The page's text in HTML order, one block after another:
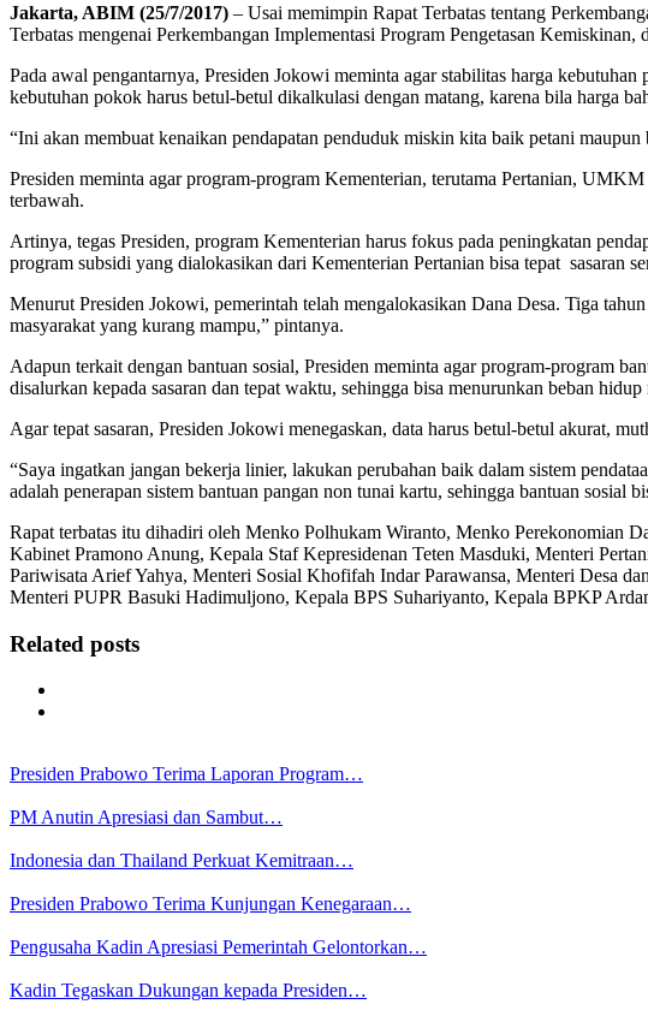
Jakarta, ABIM (25/7/2017) – Usai memimpin Rapat Terbatas tentang
Terbatas mengenai Perkembangan Implementasi Program Pengetasan Kemiskinan,
Pada awal pengantarnya, Presiden Jokowi meminta agar stabilitas harga
kebutuhan pokok harus betul-betul dikalkulasi dengan matang, karena bila harga
“Ini akan membuat kenaikan pendapatan penduduk miskin kita baik petani
Presiden meminta agar program-program Kementerian, terutama Pertanian,
terbawah.
Artinya, tegas Presiden, program Kementerian harus fokus pada peningkatan
program subsidi yang dialokasikan dari Kementerian Pertanian bisa tepat sasaran
Menurut Presiden Jokowi, pemerintah telah mengalokasikan Dana Desa. Tiga
masyarakat yang kurang mampu,” pintanya.
Adapun terkait dengan bantuan sosial, Presiden meminta agar program-program
disalurkan kepada sasaran dan tepat waktu, sehingga bisa menurunkan beban
Agar tepat sasaran, Presiden Jokowi menegaskan, data harus betul-betul akurat,
“Saya ingatkan jangan bekerja linier, lakukan perubahan baik dalam sistem
adalah penerapan sistem bantuan pangan non tunai kartu, sehingga bantuan sosial
Rapat terbatas itu dihadiri oleh Menko Polhukam Wiranto, Menko Perekonomian
Kabinet Pramono Anung, Kepala Staf Kepresidenan Teten Masduki, Menteri
Pariwisata Arief Yahya, Menteri Sosial Khofifah Indar Parawansa, Menteri Desa
Menteri PUPR Basuki Hadimuljono, Kepala BPS Suhariyanto, Kepala BPKP
Related posts
Presiden Prabowo Terima Laporan Program…
PM Anutin Apresiasi dan Sambut…
Indonesia dan Thailand Perkuat Kemitraan…
Presiden Prabowo Terima Kunjungan Kenegaraan…
Pengusaha Kadin Apresiasi Pemerintah Gelontorkan…
Kadin Tegaskan Dukungan kepada Presiden…